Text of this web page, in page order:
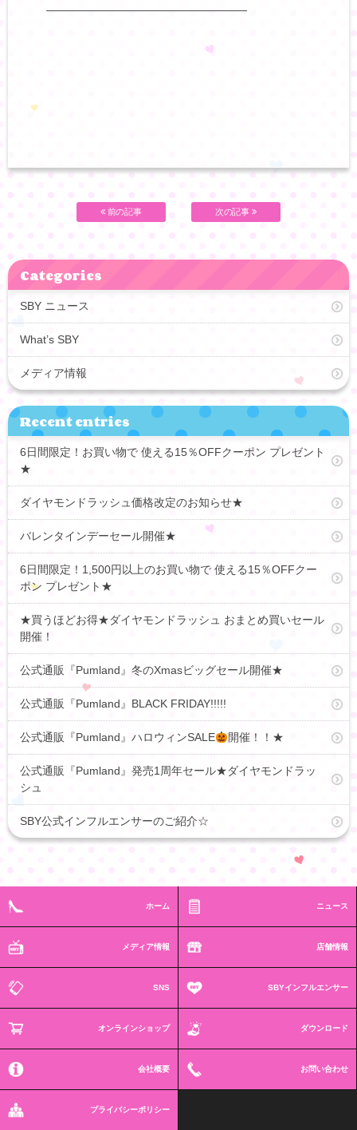
——————————————————
前の記事 次の記事
Categories
SBY ニュース
What’s SBY
メディア情報
Recent entries
6日間限定！お買い物で 使える15％OFFクーポン プレゼント
★
ダイヤモンドラッシュ価格改定のお知らせ★
バレンタインデーセール開催★
6日間限定！1,500円以上のお買い物で 使える15％OFFクー
ポン プレゼント★
★買うほどお得★ダイヤモンドラッシュ おまとめ買いセール
開催！
公式通販『Pumland』冬のXmasビッグセール開催★
公式通販『Pumland』BLACK FRIDAY!!!!!
公式通販『Pumland』ハロウィンSALE 開催！！★
公式通販『Pumland』発売1周年セール★ダイヤモンドラッ
シュ
SBY公式インフルエンサーのご紹介☆
ホーム ニュース
メディア情報 店舗情報
SNS SBYインフルエンサー
オンラインショップ ダウンロード
会社概要 お問い合わせ
プライバシーポリシー